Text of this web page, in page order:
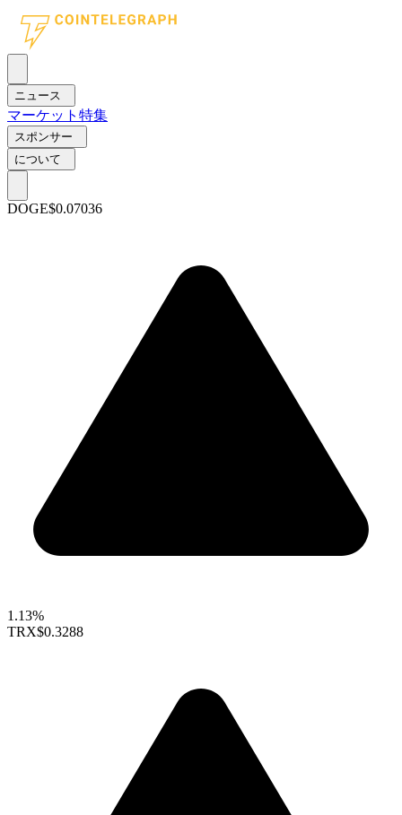
ニュース
マーケット 特集
スポンサー
について
DOGE$0.07036
1.13%
TRX$0.3288